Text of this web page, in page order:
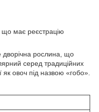
що має реєстрацію
рослина, що
серед традиційних
як овоч під назвою «гобо».